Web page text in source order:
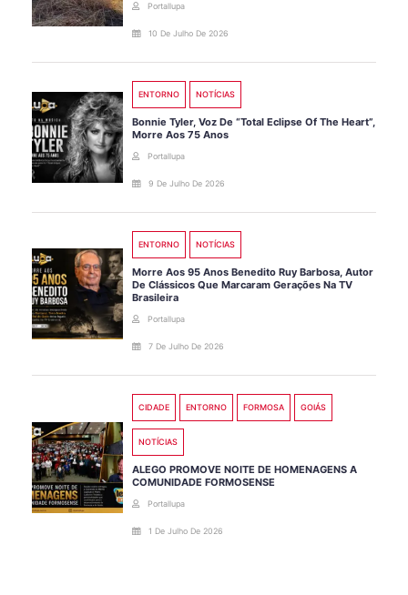
Portallupa
10 De Julho De 2026
ENTORNO NOTÍCIAS
Bonnie Tyler, Voz De “Total Eclipse Of The Heart”,
Morre Aos 75 Anos
Portallupa
9 De Julho De 2026
ENTORNO NOTÍCIAS
Morre Aos 95 Anos Benedito Ruy Barbosa, Autor
De Clássicos Que Marcaram Gerações Na TV
Brasileira
Portallupa
7 De Julho De 2026
CIDADE ENTORNO FORMOSA GOIÁS
NOTÍCIAS
ALEGO PROMOVE NOITE DE HOMENAGENS A
COMUNIDADE FORMOSENSE
Portallupa
1 De Julho De 2026